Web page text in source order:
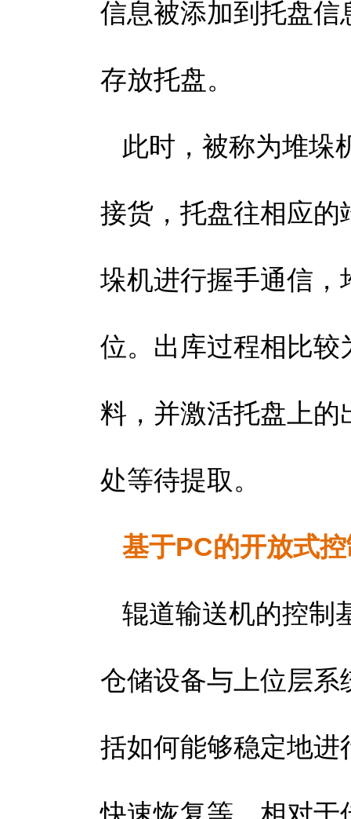
信息被添加到托盘
存放托盘。
此时，被称为堆垛
接货，托盘往相应
垛机进行握手通信
位。出库过程相比
料，并激活托盘上
处等待提取。
基于PC的开放式
辊道输送机的控制
仓储设备与上位层
括如何能够稳定地